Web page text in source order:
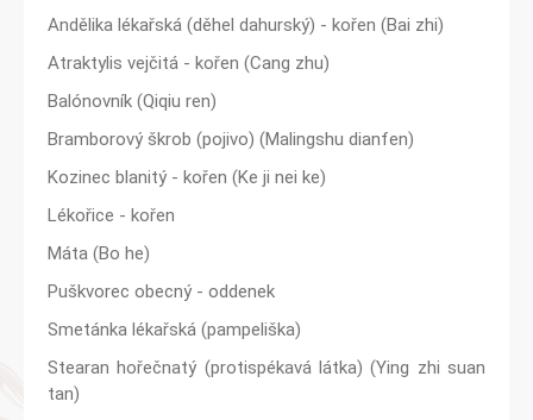
Andělika lékařská (děhel dahurský) - kořen (Bai zhi)
Atraktylis vejčitá - kořen (Cang zhu)
Balónovník (Qiqiu ren)
Bramborový škrob (pojivo) (Malingshu dianfen)
Kozinec blanitý - kořen (Ke ji nei ke)
Lékořice - kořen
Máta (Bo he)
Puškvorec obecný - oddenek
Smetánka lékařská (pampeliška)
Stearan hořečnatý (protispékavá látka) (Ying zhi suan
tan)